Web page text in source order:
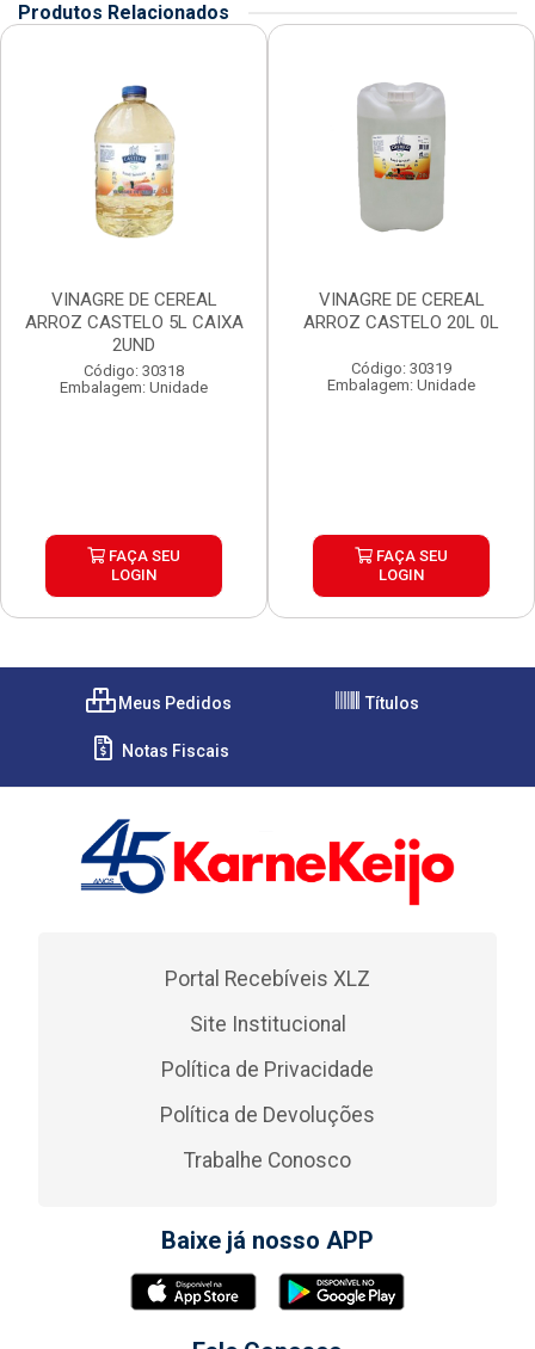
Produtos Relacionados
VINAGRE DE CEREAL
ARROZ CASTELO 5L CAIXA
2UND
Código: 30318
Embalagem: Unidade
FAÇA SEU
LOGIN
VINAGRE DE CEREAL
ARROZ CASTELO 20L 0L
Código: 30319
Embalagem: Unidade
FAÇA SEU
LOGIN
Meus Pedidos Títulos
Notas Fiscais
Portal Recebíveis XLZ
Site Institucional
Política de Privacidade
Política de Devoluções
Trabalhe Conosco
Baixe já nosso APP